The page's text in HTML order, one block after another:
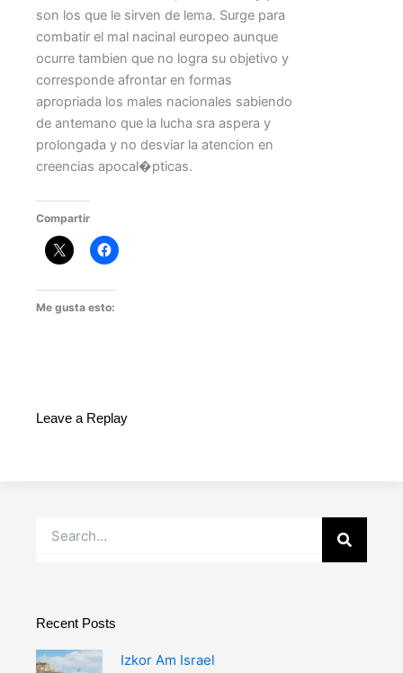
son los que le sirven de lema. Surge para
combatir el mal nacinal europeo aunque
ocurre tambien que no logra su objetivo y
corresponde afrontar en formas
apropriada los males nacionales sabiendo
de antemano que la lucha sra aspera y
prolongada y no desviar la atencion en
creencias apocal�pticas.
Compartir
Me gusta esto:
Leave a Replay
Recent Posts
Izkor Am Israel